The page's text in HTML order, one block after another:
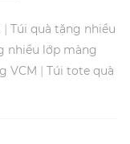
| Túi quà tặng nhiều
nhiều lớp màng
VCM | Túi tote quà